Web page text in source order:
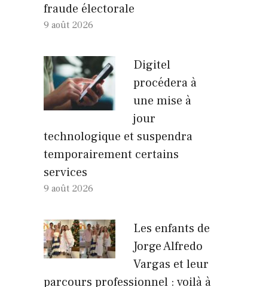
fraude électorale
9 août 2026
Digitel
procédera à
une mise à
jour
technologique et suspendra
temporairement certains
services
9 août 2026
Les enfants de
Jorge Alfredo
Vargas et leur
parcours professionnel : voilà à